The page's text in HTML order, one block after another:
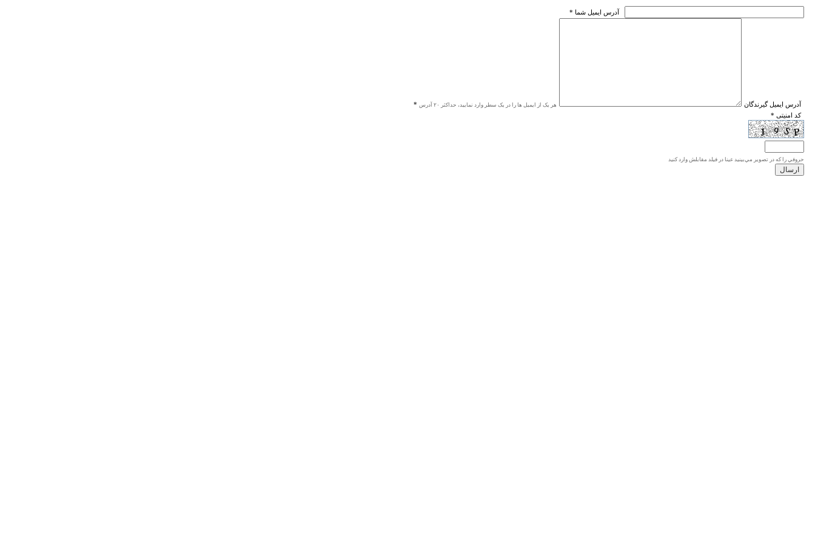
* آدرس ايميل شما
* آدرس ايميل گيرندگان هر یک از ایمیل ها را در یک سطر وارد نمایید، حداکثر ۲۰ آدرس
* کد امنیتی
حروفي را كه در تصوير مي‌بينيد عينا در فيلد مقابلش وارد كنيد